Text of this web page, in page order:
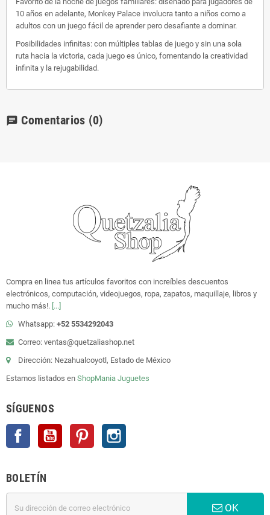
10 años en adelante, Monkey Palace involucra tanto a niños como a
adultos con un juego fácil de aprender pero desafiante a dominar.
Posibilidades infinitas: con múltiples tablas de juego y sin una sola
ruta hacia la victoria, cada juego es único, fomentando la creatividad
infinita y la rejugabilidad.
chat Comentarios (0)
Compra en linea tus artículos favoritos con increíbles descuentos
electrónicos, computación, videojuegos, ropa, zapatos, maquillaje, libros y
mucho más!. [...]
Whatsapp: +52 5534292043
Correo: ventas@quetzaliashop.net
Dirección: Nezahualcoyotl, Estado de México
Estamos listados en ShopMania Juguetes
SÍGUENOS
Facebook YouTube Pinterest
BOLETÍN
OK